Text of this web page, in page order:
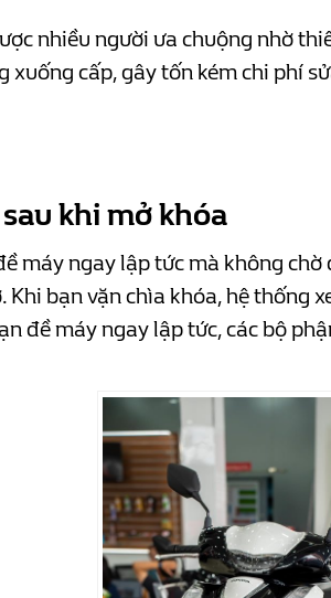
nhiều người ưa chuộng nhờ
xuống cấp, gây tốn kém chi phí
khi mở khóa
máy ngay lập tức mà không
bạn vặn chìa khóa, hệ thống
đề máy ngay lập tức, các bộ